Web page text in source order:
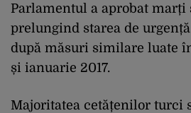
Parlamentul a aprobat marți
prelungind starea de
după măsuri similare luate
și ianuarie 2017.
Majoritatea cetățenilor turci